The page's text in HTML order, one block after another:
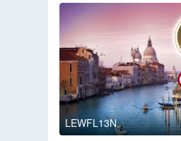
LEWFL13N